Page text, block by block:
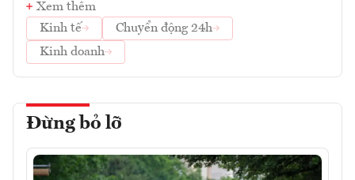
Xem thêm
Kinh tế
Chuyển động 24h
Kinh doanh
Đừng bỏ lỡ